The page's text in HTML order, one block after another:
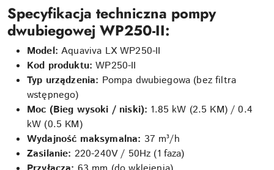
Specyfikacja techniczna pompy
dwubiegowej WP250-II:
Model: Aquaviva LX WP250-II
Kod produktu: WP250-II
Typ urządzenia: Pompa dwubiegowa (bez filtra
wstępnego)
Moc (Bieg wysoki / niski): 1.85 kW (2.5 KM) / 0.4
kW (0.5 KM)
Wydajność maksymalna: 37 m³/h
Zasilanie: 220-240V / 50Hz (1 faza)